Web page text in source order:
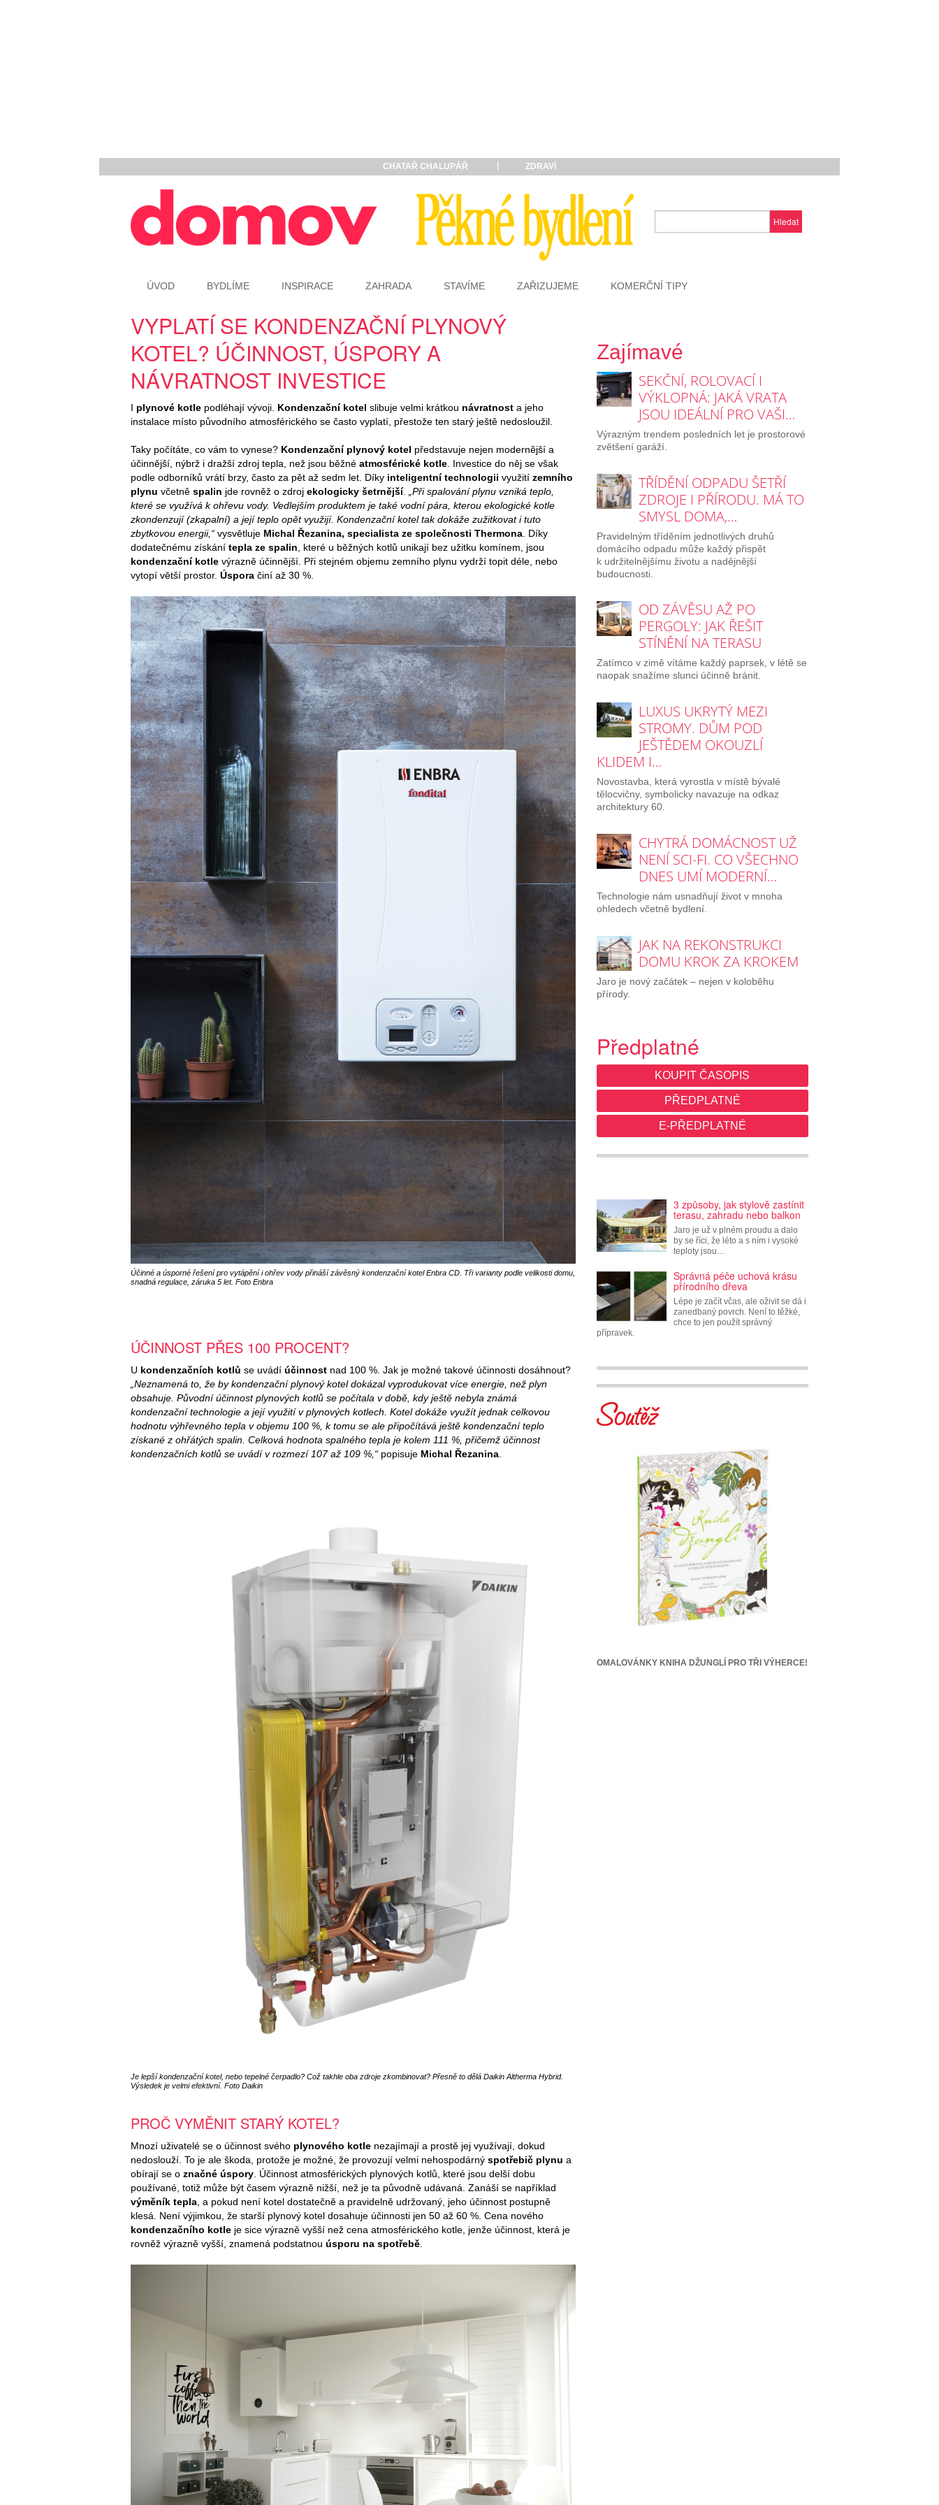
CHATAŘ CHALUPÁŘ ZDRAVÍ
Hledat
ÚVOD BYDLÍME INSPIRACE ZAHRADA STAVÍME ZAŘIZUJEME KOMERČNÍ TIPY
VYPLATÍ SE KONDENZAČNÍ PLYNOVÝ
KOTEL? ÚČINNOST, ÚSPORY A
NÁVRATNOST INVESTICE
I plynové kotle podléhají vývoji. Kondenzační kotel slibuje velmi krátkou návratnost a jeho
instalace místo původního atmosférického se často vyplatí, přestože ten starý ještě nedosloužil.
Taky počítáte, co vám to vynese? Kondenzační plynový kotel představuje nejen modernější a
účinnější, nýbrž i dražší zdroj tepla, než jsou běžné atmosférické kotle . Investice do něj se však
podle odborníků vrátí brzy, často za pět až sedm let. Díky inteligentní technologii využití zemního
plynu včetně spalin jde rovněž o zdroj ekologicky šetrnější.
„Při spalování plynu vzniká teplo,
které se využívá k ohřevu vody. Vedlejším produktem je také vodní pára, kterou ekologické kotle
zkondenzují (zkapalní) a její teplo opět využijí. Kondenzační kotel tak dokáže zužitkovat i tuto
zbytkovou energii,“ vysvětluje Michal Řezanina, specialista ze společnosti Thermona . Díky
dodatečnému získání tepla ze spalin , které u běžných kotlů unikají bez užitku komínem, jsou
kondenzační kotle výrazně účinnější. Při stejném objemu zemního plynu vydrží topit déle, nebo
vytopí větší prostor. Úspora činí až 30 %.
Účinné a úsporné řešení pro vytápění i ohřev vody přináší závěsný kondenzační kotel Enbra CD. Tři varianty podle velikosti domu,
snadná regulace, záruka 5 let. Foto Enbra
ÚČINNOST PŘES 100 PROCENT?
U kondenzačních kotlů se uvádí účinnost nad 100 %. Jak je možné takové účinnosti dosáhnout?
„Neznamená to, že by kondenzační plynový kotel dokázal vyprodukovat více energie, než plyn
obsahuje. Původní účinnost plynových kotlů se počítala v době, kdy ještě nebyla známá
kondenzační technologie a její využití v plynových kotlech. Kotel dokáže využít jednak celkovou
hodnotu výhřevného tepla v objemu 100 %, k tomu se ale připočítává ještě kondenzační teplo
získané z ohřátých spalin. Celková hodnota spalného tepla je kolem 111 %, přičemž účinnost
kondenzačních kotlů se uvádí v rozmezí 107 až 109 %,“ popisuje Michal Řezanina
Je lepší kondenzační kotel, nebo tepelné čerpadlo? Což takhle oba zdroje zkombinovat? Přesně to dělá Daikin Altherma Hybrid.
Výsledek je velmi efektivní. Foto Daikin
PROČ VYMĚNIT STARÝ KOTEL?
Mnozí uživatelé se o účinnost svého plynového kotle nezajímají a prostě jej využívají, dokud
nedoslouží. To je ale škoda, protože je možné, že provozují velmi nehospodárný spotřebič plynu a
obírají se o značné úspory. Účinnost atmosférických plynových kotlů, které jsou delší dobu
používané, totiž může být časem výrazně nižší, než je ta původně udávaná. Zanáší se například
výměník tepla, a pokud není kotel dostatečně a pravidelně udržovaný, jeho účinnost postupně
klesá. Není výjimkou, že starší plynový kotel dosahuje účinnosti jen 50 až 60 %. Cena nového
kondenzačního kotle je sice výrazně vyšší než cena atmosférického kotle, jenže účinnost, která je
rovněž výrazně vyšší, znamená podstatnou úsporu na spotřebě.
Zajímavé
SEKČNÍ, ROLOVACÍ I
VÝKLOPNÁ: JAKÁ VRATA
JSOU IDEÁLNÍ PRO VAŠI…
Výrazným trendem posledních let je prostorové
zvětšení garáží.
TŘÍDĚNÍ ODPADU ŠETŘÍ
ZDROJE I PŘÍRODU. MÁ TO
SMYSL DOMA,…
Pravidelným tříděním jednotlivých druhů
domácího odpadu může každý přispět
k udržitelnějšímu životu a nadějnější
budoucnosti.
OD ZÁVĚSU AŽ PO
PERGOLY: JAK ŘEŠIT
STÍNĚNÍ NA TERASU
Zatímco v zimě vítáme každý paprsek, v létě se
naopak snažíme slunci účinně bránit.
LUXUS UKRYTÝ MEZI
STROMY. DŮM POD
JEŠTĚDEM OKOUZLÍ
KLIDEM I…
Novostavba, která vyrostla v místě bývalé
tělocvičny, symbolicky navazuje na odkaz
architektury 60.
CHYTRÁ DOMÁCNOST UŽ
NENÍ SCI-FI. CO VŠECHNO
DNES UMÍ MODERNÍ…
Technologie nám usnadňují život v mnoha
ohledech včetně bydlení.
JAK NA REKONSTRUKCI
DOMU KROK ZA KROKEM
Jaro je nový začátek – nejen v koloběhu
přírody.
Předplatné
KOUPIT ČASOPIS
PŘEDPLATNÉ
E-PŘEDPLATNÉ
3 způsoby, jak stylově zastínit
terasu, zahradu nebo balkon
Jaro je už v plném proudu a dalo
by se říci, že léto a s ním i vysoké
teploty jsou…
Správná péče uchová krásu
přírodního dřeva
Lépe je začít včas, ale oživit se dá i
zanedbaný povrch. Není to těžké,
chce to jen použít správný
přípravek.
OMALOVÁNKY KNIHA DŽUNGLÍ PRO TŘI VÝHERCE!